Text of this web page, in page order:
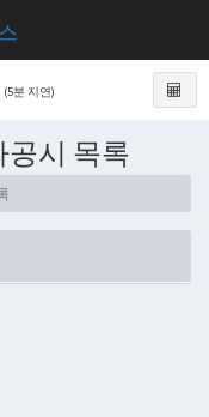
(5분 지연)
공시 목록